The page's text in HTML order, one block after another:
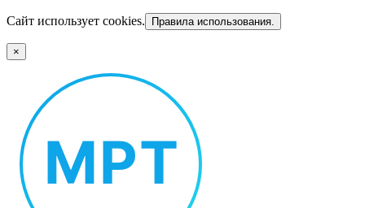
Сайт использует cookies. Правила использования.
×